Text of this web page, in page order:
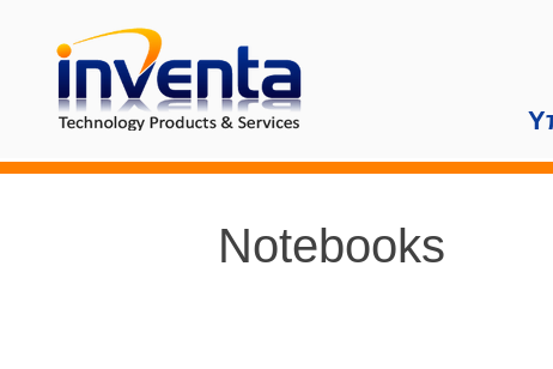
Notebooks